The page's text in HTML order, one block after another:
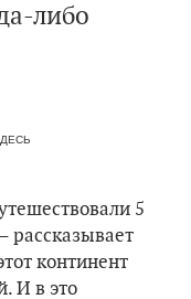
либо
5
рассказывает
континент
И в это